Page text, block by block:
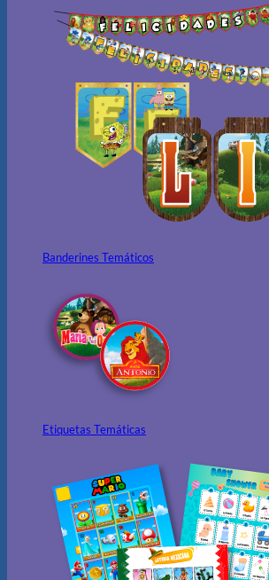
Banderines Temáticos
Etiquetas Temáticas